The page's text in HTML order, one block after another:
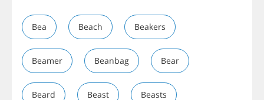
Bea Beach Beakers
Beamer Beanbag Bear
Beard Beast Beasts